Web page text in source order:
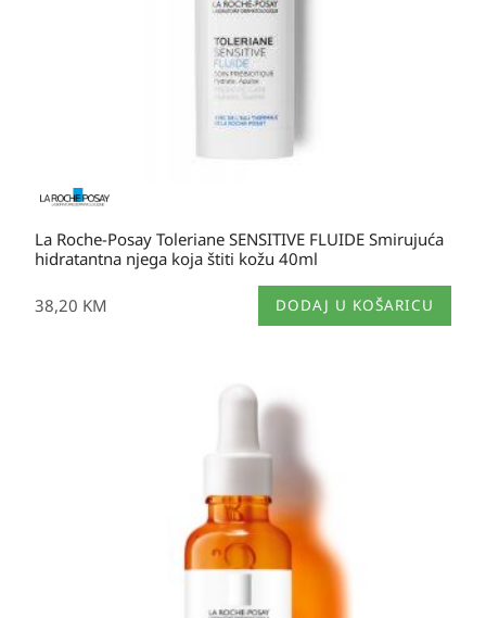
La Roche-Posay Toleriane SENSITIVE FLUIDE Smirujuća
hidratantna njega koja štiti kožu 40ml
38,20 KM DODAJ U KOŠARICU